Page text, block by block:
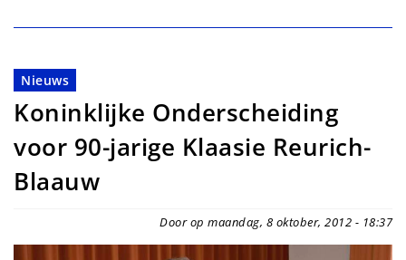
Nieuws
Koninklijke Onderscheiding
voor 90-jarige Klaasie Reurich-
Blaauw
Door op maandag, 8 oktober, 2012 - 18:37